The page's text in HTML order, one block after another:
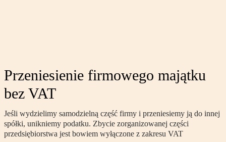
Przeniesienie firmowego majątku
bez VAT
Jeśli wydzielimy samodzielną część firmy i przeniesiemy ją do innej
spółki, unikniemy podatku. Zbycie zorganizowanej części
przedsiębiorstwa jest bowiem wyłączone z zakresu VAT